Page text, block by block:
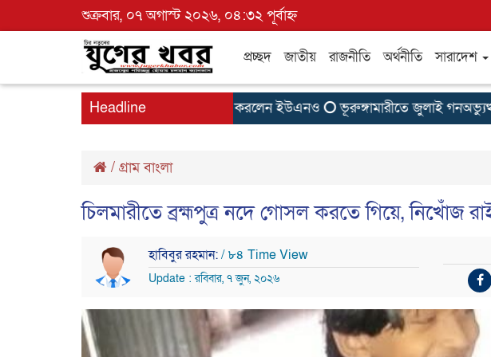
শুক্রবার, ০৭ অগাস্ট ২০২৬, ০৪:৩২ পূর্বাহ্ন
প্রচ্ছদ জাতীয় রাজনীতি অর্থনীতি সারাদেশ
Headline
ঘোষণা, হাড়ি-পাতিলের বাসা উদ্বোধন করলেন ইউএনও ভূরুঙ্গামারীতে জুলাই গনঅভ্যুত্থান
/ গ্রাম বাংলা
চিলমারীতে ব্রহ্মপুত্র নদে গোসল করতে গিয়ে, নিখোঁজ
হাবিবুর রহমান:/ ৮৪ Time View
Update : রবিবার, ৭ জুন, ২০২৬